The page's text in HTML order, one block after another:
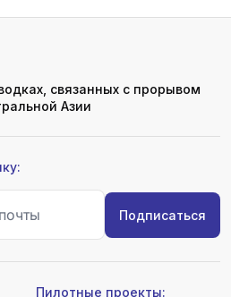
связанных с прорывом
Азии
Пилотные проекты: